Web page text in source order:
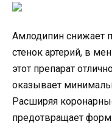
Амлодипин снижает
стенок артерий, в
этот препарат
оказывает
Расширяя
предотвращает